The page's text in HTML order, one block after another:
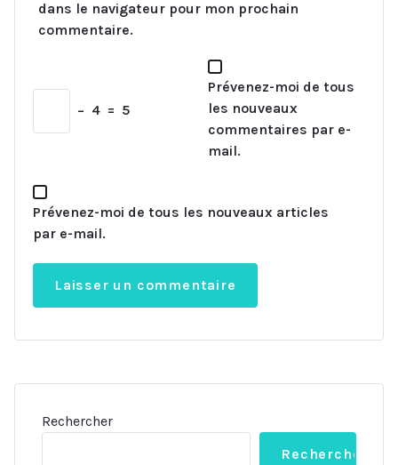
dans le navigateur pour mon prochain
commentaire.
− 4 = 5
Prévenez-moi de tous
les nouveaux
commentaires par e-
mail.
Prévenez-moi de tous les nouveaux articles
par e-mail.
Rechercher
Rechercher